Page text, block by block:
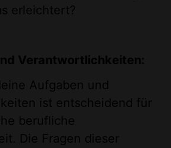
erleichtert?
Verantwortlichkeiten:
Aufgaben und
ist entscheidend für
berufliche
Die Fragen dieser